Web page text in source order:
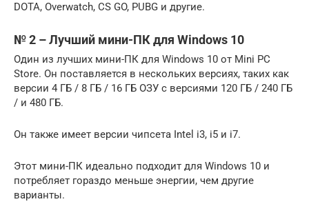
DOTA, Overwatch, CS GO, PUBG и другие.
№ 2 – Лучший мини-ПК для Windows 10
Один из лучших мини-ПК для Windows 10 от Mini PC
Store. Он поставляется в нескольких версиях, таких как
версии 4 ГБ / 8 ГБ / 16 ГБ ОЗУ с версиями 120 ГБ / 240 ГБ
/ и 480 ГБ.
Он также имеет версии чипсета Intel i3, i5 и i7.
Этот мини-ПК идеально подходит для Windows 10 и
потребляет гораздо меньше энергии, чем другие
варианты.